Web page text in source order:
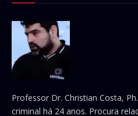
Professor Dr. Christian Costa,
criminal há 24 anos. Procura